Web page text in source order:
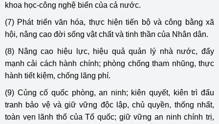
khoa học-công nghệ biển của cả nước.
(7) Phát triển văn hóa, thực hiện tiến bộ và công bằng xã
hội, nâng cao đời sống vật chất và tinh thần của Nhân dân.
(8) Nâng cao hiệu lực, hiệu quả quản lý nhà nước, đẩy
mạnh cải cách hành chính; phòng chống tham nhũng, thực
hành tiết kiệm, chống lãng phí.
(9) Củng cố quốc phòng, an ninh; kiên quyết, kiên trì đấu
tranh bảo vệ và giữ vững độc lập, chủ quyền, thống nhất,
toàn vẹn lãnh thổ của Tổ quốc; giữ vững an ninh chính trị,